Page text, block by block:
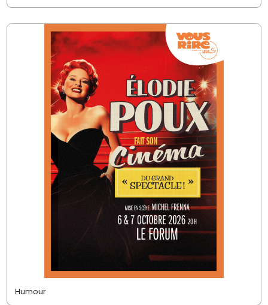
Humour